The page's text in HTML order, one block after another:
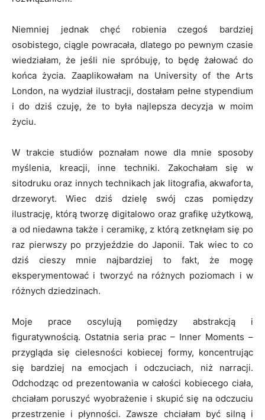
Niemniej jednak chęć robienia czegoś bardziej
osobistego, ciągle powracała, dlatego po pewnym czasie
wiedziałam, że jeśli nie spróbuję, to będę żałować do
końca życia. Zaaplikowałam na University of the Arts
London, na wydział ilustracji, dostałam pełne stypendium
i do dziś czuję, że to była najlepsza decyzja w moim
życiu.
W trakcie studiów poznałam nowe dla mnie sposoby
myślenia, kreacji, inne techniki. Zakochałam się w
sitodruku oraz innych technikach jak litografia, akwaforta,
drzeworyt. Wiec dziś dzielę swój czas pomiędzy
ilustrację, którą tworzę digitalowo oraz grafikę użytkową,
a od niedawna także i ceramikę, z którą zetknęłam się po
raz pierwszy po przyjeździe do Japonii. Tak wiec to co
dziś cieszy mnie najbardziej to fakt, że mogę
eksperymentować i tworzyć na różnych poziomach i w
różnych dziedzinach.
Moje prace oscylują pomiędzy abstrakcją i
figuratywnością. Ostatnia seria prac – Inner Moments –
przygląda się cielesności kobiecej formy, koncentrując
się bardziej na emocjach i odczuciach, niż narracji.
Odchodząc od prezentowania w całości kobiecego ciała,
chciałam poruszyć wyobrażenie i skupić się na odczuciu
przestrzenie i płynności. Zawsze chciałam być silną i